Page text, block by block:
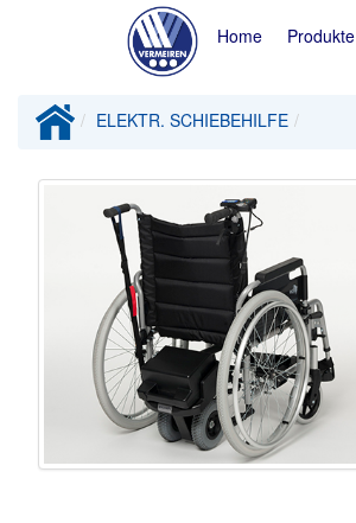
Home Produkte
ELEKTR. SCHIEBEHILFE